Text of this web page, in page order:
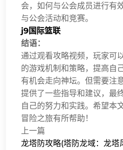
会，如何与公会成员进行有
与公会活动和竞赛。
j9国际篮联
结语：
通过观看攻略视频，玩家可
的游戏机制和策略，提高自
有机会走向神坛。但需要注
提供了一些指导和建议，最
自己的努力和实践。希望本
冒险之旅有所帮助！
上一篇
龙塔防攻略(塔防龙域：龙塔